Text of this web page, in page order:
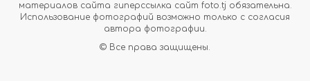
материалов сайта гиперссылка сайт foto.tj обязательна.
Использование фотографий возможно только с согласия
автора фотографии.
© Все права защищены.